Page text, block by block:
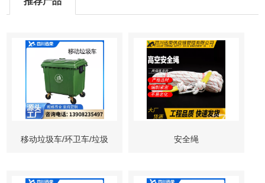
移动垃圾车/环卫车/垃圾 安全绳